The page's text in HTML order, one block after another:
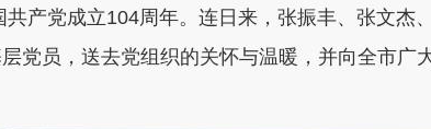
共产党成立104周年。连日来，张振丰、张文杰
党员，送去党组织的关怀与温暖，并向全市广